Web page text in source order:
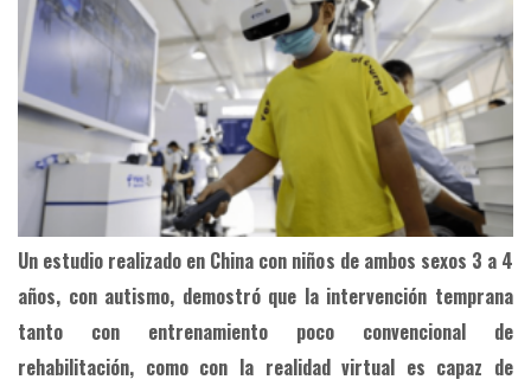
Un estudio realizado en China con niños de ambos sexos 3 a 4
años, con autismo, demostró que la intervención temprana
tanto con entrenamiento poco convencional de
rehabilitación, como con la realidad virtual es capaz de